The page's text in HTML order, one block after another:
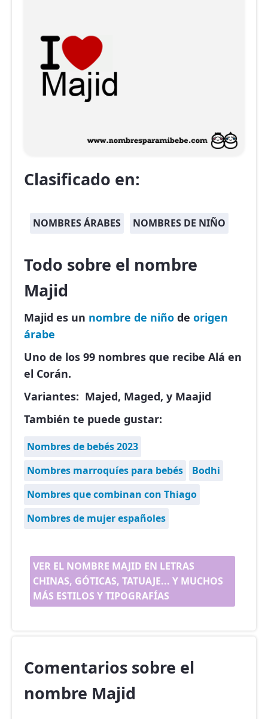
Clasificado en:
NOMBRES ÁRABES NOMBRES DE NIÑO
Todo sobre el nombre
Majid
Majid es un nombre de niño de origen
árabe
Uno de los 99 nombres que recibe Alá en
el Corán.
Variantes: Majed, Maged, y Maajid
También te puede gustar:
Nombres de bebés 2023
Nombres marroquíes para bebés
Bodhi
Nombres que combinan con Thiago
Nombres de mujer españoles
VER EL NOMBRE MAJID EN LETRAS
CHINAS, GÓTICAS, TATUAJE... Y MUCHOS
MÁS ESTILOS Y TIPOGRAFÍAS
Comentarios sobre el
nombre Majid